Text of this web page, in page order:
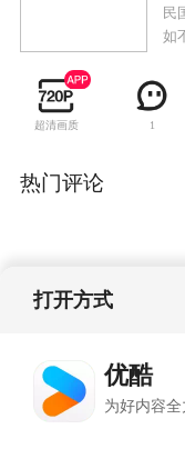
民
如
发
洋
超清画质 1
热门评论
打开方式
优酷
为好内容全